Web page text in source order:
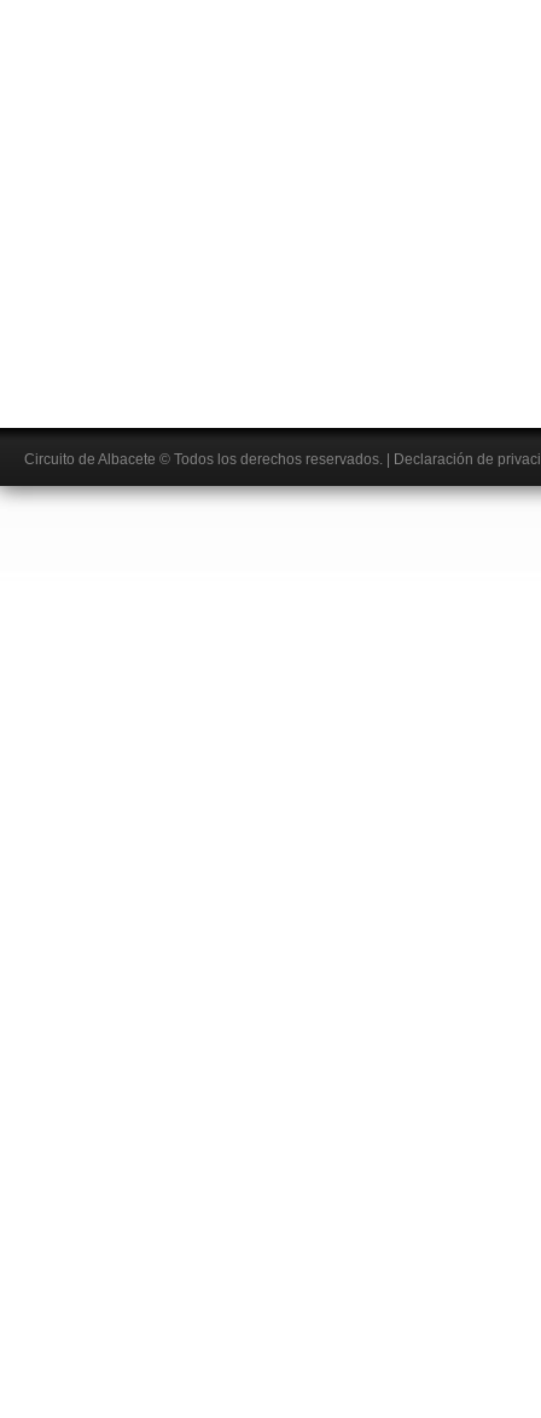
Circuito de Albacete © Todos los derechos reservados. Declaración de